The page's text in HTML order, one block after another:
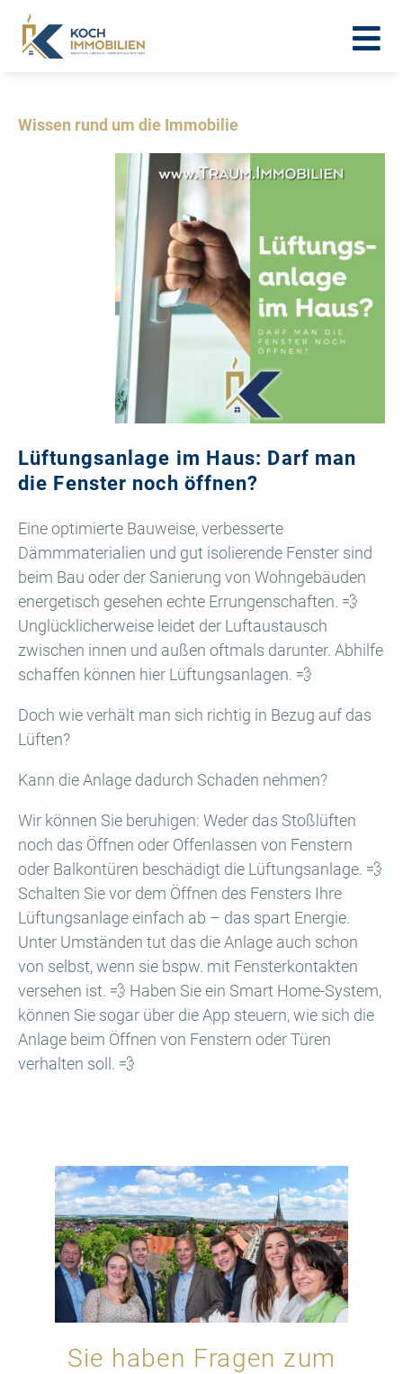
Wissen rund um die Immobilie
Lüftungsanlage im Haus: Darf man
die Fenster noch öffnen?
Eine optimierte Bauweise, verbesserte
Dämmmaterialien und gut isolierende Fenster sind
beim Bau oder der Sanierung von Wohngebäuden
energetisch gesehen echte Errungenschaften. 💨
Unglücklicherweise leidet der Luftaustausch
zwischen innen und außen oftmals darunter. Abhilfe
schaffen können hier Lüftungsanlagen. 💨
Doch wie verhält man sich richtig in Bezug auf das
Lüften?
Kann die Anlage dadurch Schaden nehmen?
Wir können Sie beruhigen: Weder das Stoßlüften
noch das Öffnen oder Offenlassen von Fenstern
oder Balkontüren beschädigt die Lüftungsanlage. 💨
Schalten Sie vor dem Öffnen des Fensters Ihre
Lüftungsanlage einfach ab – das spart Energie.
Unter Umständen tut das die Anlage auch schon
von selbst, wenn sie bspw. mit Fensterkontakten
versehen ist. 💨 Haben Sie ein Smart Home-System,
können Sie sogar über die App steuern, wie sich die
Anlage beim Öffnen von Fenstern oder Türen
verhalten soll. 💨
Sie haben Fragen zum